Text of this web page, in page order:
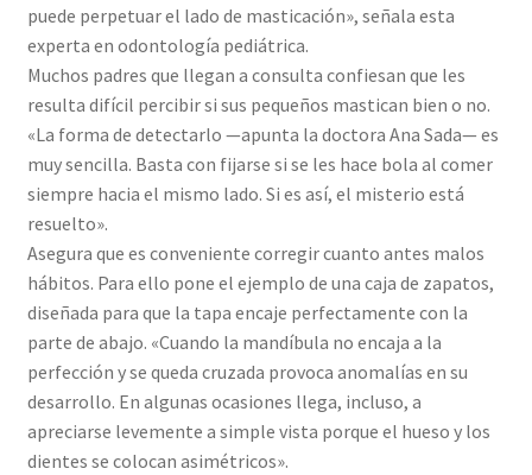
puede perpetuar el lado de masticación», señala esta
experta en odontología pediátrica.
Muchos padres que llegan a consulta confiesan que les
resulta difícil percibir si sus pequeños mastican bien o no.
«La forma de detectarlo —apunta la doctora Ana Sada— es
muy sencilla. Basta con fijarse si se les hace bola al comer
siempre hacia el mismo lado. Si es así, el misterio está
resuelto».
Asegura que es conveniente corregir cuanto antes malos
hábitos. Para ello pone el ejemplo de una caja de zapatos,
diseñada para que la tapa encaje perfectamente con la
parte de abajo. «Cuando la mandíbula no encaja a la
perfección y se queda cruzada provoca anomalías en su
desarrollo. En algunas ocasiones llega, incluso, a
apreciarse levemente a simple vista porque el hueso y los
dientes se colocan asimétricos».